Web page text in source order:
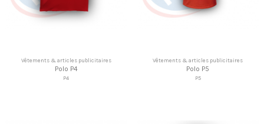
Vêtements & articles publicitaires
Polo P4
P4
Vêtements & articles publicitaires
Polo P5
P5